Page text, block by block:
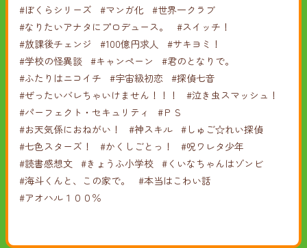
#ぼくらシリーズ
#マンガ化 #世界一クラブ
#なりたいアナタにプロデュース。
#スイッチ！
#放課後チェンジ
#100億円求人
#サキヨミ！
#学校の怪異談 #キャンペーン
#君のとなりで。
#ふたりはニコイチ
#宇宙級初恋
#探偵七音
#ぜったいバレちゃいけません！！！
#泣き虫スマッシュ！
#パーフェクト・セキュリティ
#ＰＳ
#お天気係におねがい！
#神スキル #しゅご☆れい探偵
#七色スターズ！
#かくしごとっ！
#呪ワレタ少年
#読書感想文
#きょうふ小学校 #くいなちゃんはゾンビ
#海斗くんと、この家で。
#本当はこわい話
#アオハル１００％